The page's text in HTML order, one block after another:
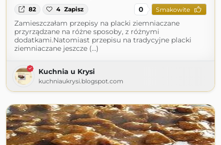
82 4 Zapisz 0 Smakowite
Zamieszczałam przepisy na placki ziemniaczane
przyrządzane na różne sposoby, z różnymi
dodatkami.Natomiast przepisu na tradycyjne placki
ziemniaczane jeszcze (...)
Kuchnia u Krysi
kuchniaukrysi.blogspot.com